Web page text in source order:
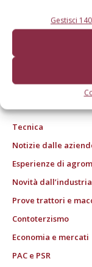
Gestisci
© Tecniche Nuove
20157 Milano | Codice
imprese di Milano:
Registrazione
registrata presso il
ROC "Poste italiane
Tecnica
Notizie dalle
Esperienze di
Novità dall’industria
Prove trattori e
Contoterzismo
Economia e mercati
PAC e PSR